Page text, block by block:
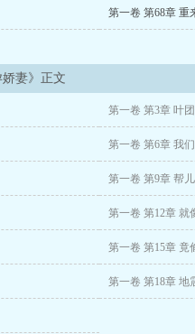
今就有多卑微真香偏袒宠溺。
第一卷 第68章 重
娇妻》正文
第一卷 第3章 叶
第一卷 第6章 我
第一卷 第9章 帮
第一卷 第12章 就
第一卷 第15章 竟
第一卷 第18章 地